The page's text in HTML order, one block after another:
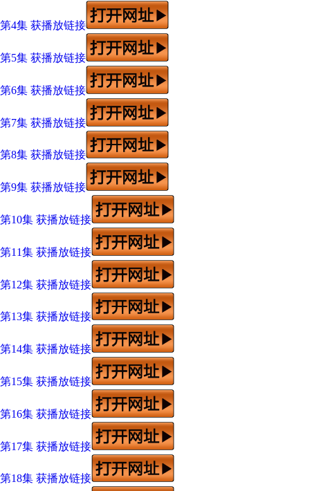
第4集 获播放链接
第5集 获播放链接
第6集 获播放链接
第7集 获播放链接
第8集 获播放链接
第9集 获播放链接
第10集 获播放链接
第11集 获播放链接
第12集 获播放链接
第13集 获播放链接
第14集 获播放链接
第15集 获播放链接
第16集 获播放链接
第17集 获播放链接
第18集 获播放链接